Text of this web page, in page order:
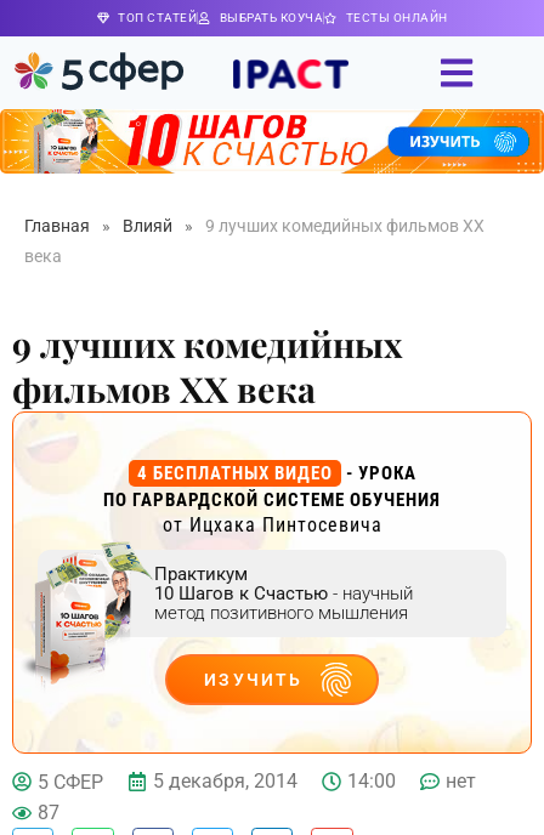
ТОП СТАТЕЙ ВЫБРАТЬ КОУЧА ТЕСТЫ ОНЛАЙН
Главная » Влияй »
9 лучших комедийных фильмов XX
века
9 лучших комедийных
фильмов XX века
4 БЕСПЛАТНЫХ ВИДЕО
- УРОКА
ПО ГАРВАРДСКОЙ СИСТЕМЕ ОБУЧЕНИЯ
от Ицхака Пинтосевича
Практикум
10 Шагов к Счастью - научный
метод позитивного мышления
ИЗУЧИТЬ
ДЕЙСТВУЙ
5 СФЕР 5 декабря, 2014 14:00
нет
87